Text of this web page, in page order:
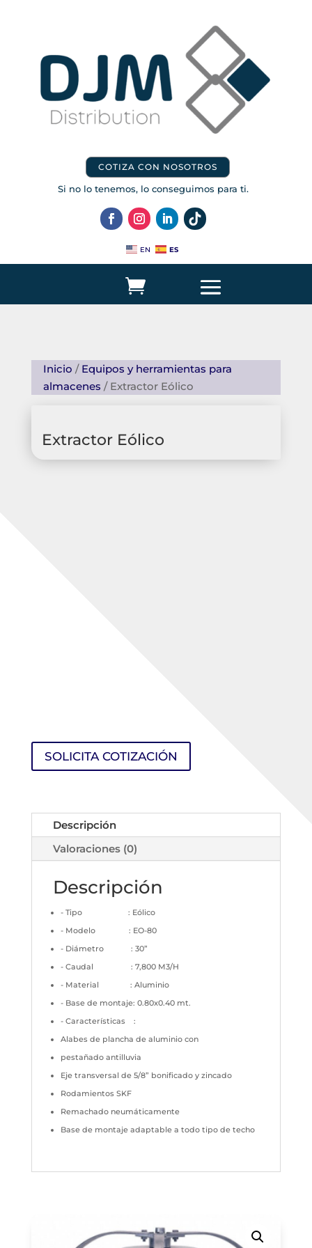
COTIZA CON NOSOTROS
Si no lo tenemos, lo conseguimos para ti.
EN ES
Inicio / Equipos y herramientas para
almacenes / Extractor Eólico
Extractor Eólico
SOLICITA COTIZACIÓN
Descripción
Valoraciones (0)
Descripción
- Tipo : Eólico
- Modelo : EO-80
- Diámetro : 30”
- Caudal : 7,800 M3/H
- Material : Aluminio
- Base de montaje: 0.80x0.40 mt.
- Características :
Alabes de plancha de aluminio con
pestañado antilluvia
Eje transversal de 5/8” bonificado y zincado
Rodamientos SKF
Remachado neumáticamente
Base de montaje adaptable a todo tipo de techo